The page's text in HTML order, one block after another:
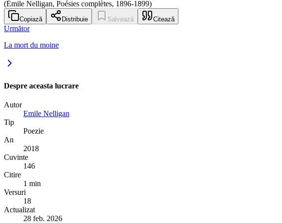
(Émile Nelligan, Poésies complètes, 1896-1899)
Copiază Distribuie Salvează Citează
Următor
La mort du moine
Despre aceasta lucrare
Autor
Emile Nelligan
Tip
Poezie
An
2018
Cuvinte
146
Citire
1 min
Versuri
18
Actualizat
28 feb. 2026